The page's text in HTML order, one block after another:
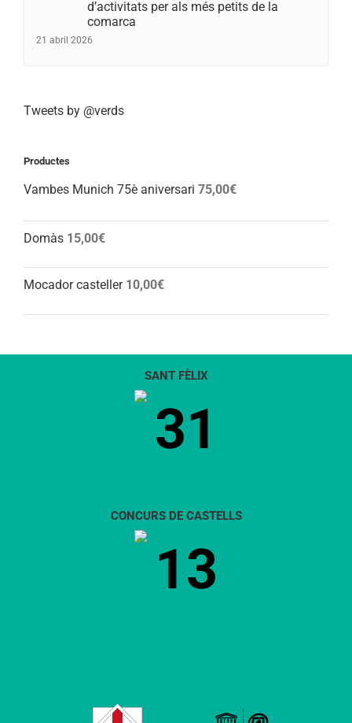
d’activitats per als més petits de la
comarca
21 abril 2026
Tweets by @verds
Productes
Vambes Munich 75è aniversari 75,00€
Domàs 15,00€
Mocador casteller 10,00€
SANT FÈLIX
31
CONCURS DE CASTELLS
13